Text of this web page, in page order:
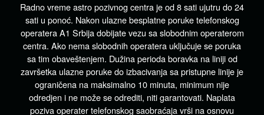
Radno vreme astro pozivnog centra je od 8 sati ujutru do 24
sati u ponoć. Nakon ulazne besplatne poruke telefonskog
operatera A1 Srbija dobijate vezu sa slobodnim operaterom
centra. Ako nema slobodnih operatera uključuje se poruka
sa tim obaveštenjem. Dužina perioda boravka na liniji od
završetka ulazne poruke do izbacivanja sa pristupne linije je
ograničena na maksimalno 10 minuta, minimum nije
odredjen i ne može se odrediti, niti garantovati. Naplata
poziva operater telefonskog saobraćaja vrši na osnovu